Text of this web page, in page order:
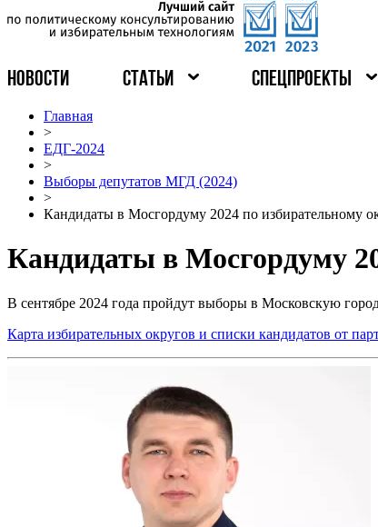
НОВОСТИ СТАТЬИ СПЕЦПРОЕКТЫ
Главная
>
ЕДГ-2024
>
Выборы депутатов МГД (2024)
>
Кандидаты в Мосгордуму 2024 по избирательному
Кандидаты в Мосгордуму
В сентябре 2024 года пройдут выборы в Московскую
Карта избирательных округов и списки кандидатов от